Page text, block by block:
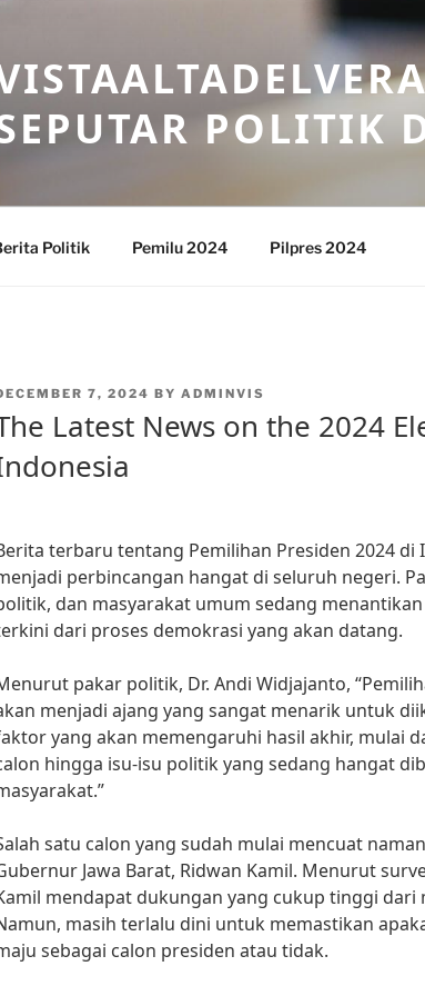
POLITIK
Politik Pemilu 2024 Pilpres 2024
7, 2024 BY ADMINVIS
Latest News on the 2024
terbaru tentang Pemilihan Presiden 2024 di
perbincangan hangat di seluruh negeri.
dan masyarakat umum sedang
dari proses demokrasi yang akan datang.
pakar politik, Dr. Andi Widjajanto,
menjadi ajang yang sangat menarik untuk
yang akan memengaruhi hasil akhir, mulai
hingga isu-isu politik yang sedang hangat
satu calon yang sudah mulai mencuat
Jawa Barat, Ridwan Kamil. Menurut
mendapat dukungan yang cukup tinggi dari
masih terlalu dini untuk memastikan
sebagai calon presiden atau tidak.